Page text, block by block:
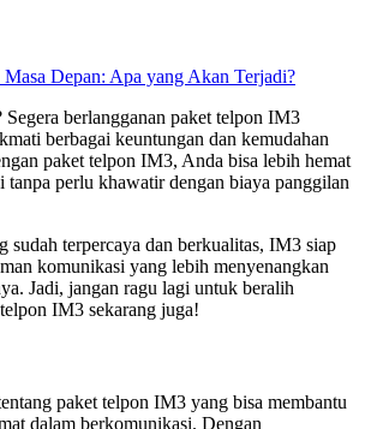
Depan: Apa yang Akan Terjadi?
Segera berlangganan paket telpon IM3
berbagai keuntungan dan kemudahan
paket telpon IM3, Anda bisa lebih hemat
tanpa perlu khawatir dengan biaya panggilan
sudah terpercaya dan berkualitas, IM3 siap
komunikasi yang lebih menyenangkan
Jadi, jangan ragu lagi untuk beralih
IM3 sekarang juga!
paket telpon IM3 yang bisa membantu
dalam berkomunikasi. Dengan